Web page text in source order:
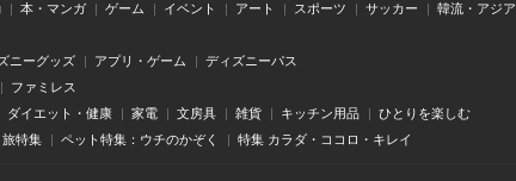
本・マンガ ゲーム イベント アート スポーツ サッカー 韓流・アジア
ニーグッズ アプリ・ゲーム ディズニーパス
ファミレス
ダイエット・健康 家電 文房具 雑貨 キッチン用品 ひとりを楽しむ
特集 ペット特集：ウチのかぞく 特集 カラダ・ココロ・キレイ